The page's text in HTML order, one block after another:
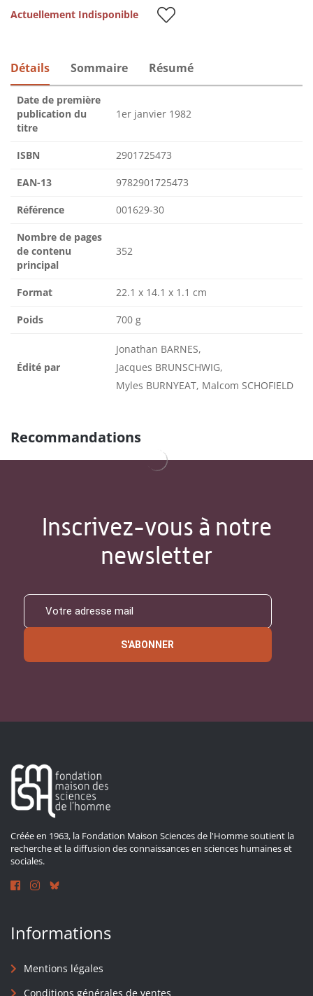
Actuellement Indisponible
Détails Sommaire Résumé
Date de première
publication du
titre
1er janvier 1982
ISBN 2901725473
EAN-13 9782901725473
Référence 001629-30
Nombre de pages
de contenu
principal
352
Format 22.1 x 14.1 x 1.1 cm
Poids 700 g
Édité par
Jonathan BARNES,
Jacques BRUNSCHWIG,
Myles BURNYEAT, Malcom SCHOFIELD
Recommandations
Inscrivez-vous à notre
newsletter
S'ABONNER
Créée en 1963, la Fondation Maison Sciences de l'Homme soutient la
recherche et la diffusion des connaissances en sciences humaines et
sociales.
Informations
Mentions légales
Conditions générales de ventes